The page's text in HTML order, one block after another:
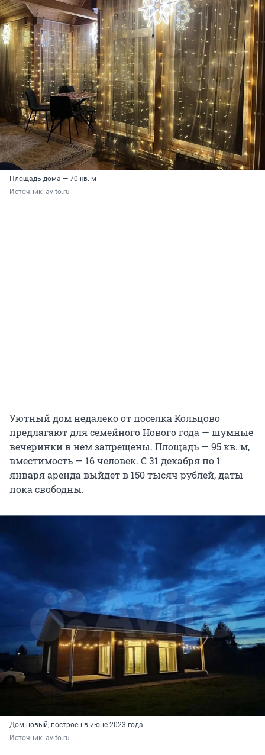
Площадь дома — 70 кв. м
Источник: avito.ru
Уютный дом недалеко от поселка Кольцово
предлагают для семейного Нового года — шумные
вечеринки в нем запрещены. Площадь — 95 кв. м,
вместимость — 16 человек. С 31 декабря по 1
января аренда выйдет в 150 тысяч рублей, даты
пока свободны.
Дом новый, построен в июне 2023 года
Источник: avito.ru